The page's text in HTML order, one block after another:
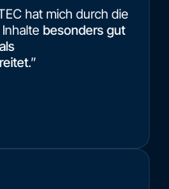
hat mich durch die
besonders gut
.”